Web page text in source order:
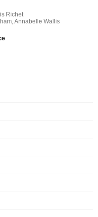
Richet
Annabelle Wallis